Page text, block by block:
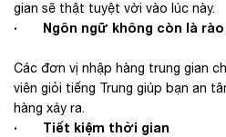
gian sẽ thật tuyệt vời vào lúc này.
· Ngôn ngữ không còn là rào
Các đơn vị nhập hàng trung gian
viên giỏi tiếng Trung giúp bạn an
hàng xảy ra.
· Tiết kiệm thời gian